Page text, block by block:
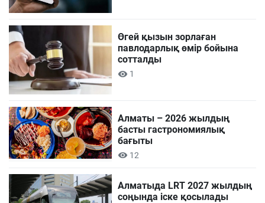
Өгей қызын зорлаған
павлодарлық өмір бойына
сотталды
1
Алматы – 2026 жылдың
басты гастрономиялық
бағыты
12
Алматыда LRT 2027 жылдың
соңында іске қосылады